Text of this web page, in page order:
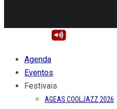
Agenda
Eventos
Festivais
AGEAS COOLJAZZ 2026